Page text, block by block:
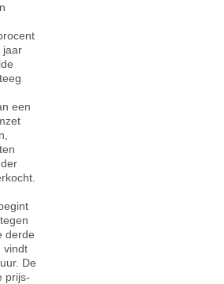
jaar
een
derde
vindt
De
prijs-